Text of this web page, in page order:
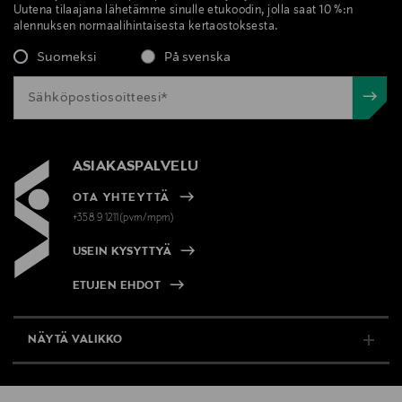
Guerlain S.A.
Valmistajan osoite
Digitaalinen osoite
contact@guerlain.com
Avainsanat
hunajatuote, rauhoittava, guerlain kasvovoide,
Uutena tilaajana lähetämme sinulle etukoodin, jolla saat 10 %:n
alennuksen normaalihintaisesta kertaostoksesta.
Suomeksi På svenska
ASIAKASPALVELU
OTA YHTEYTTÄ
+358 9 1211(pvm/mpm)
USEIN KYSYTTYÄ
ETUJEN EHDOT
NÄYTÄ VALIKKO